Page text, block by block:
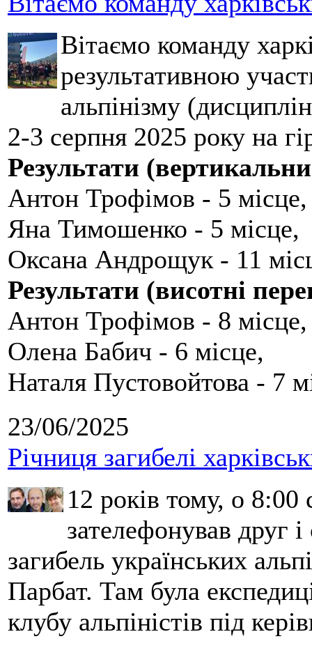
Вітаємо команду
результативною
альпінізму
2-3 серпня 2025 року на
Результати
Антон Трофімов - 5 місце,
Яна Тимошенко - 5 місце,
Оксана Андрощук - 11
Результати (висотні
Антон Трофімов - 8 місце,
Олена Бабич - 6 місце,
Наталя Пустовойтова - 7
23/06/2025
Річниця загибелі
12 років тому, о 8:00
зателефонував друг
загибель українських
Парбат. Там була
клубу альпіністів під